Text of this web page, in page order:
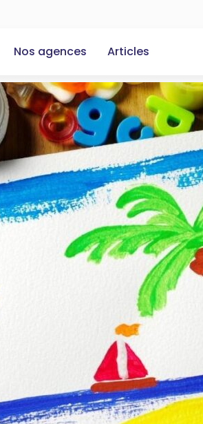
Nos agences Articles